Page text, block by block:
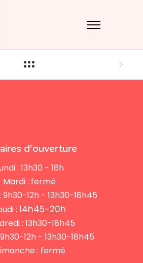
d'ouverture
: 13h30 - 16h
Mardi : fermé
12h - 13h30-18h45
: 14h45-20h
: 13h30-18h45
12h - 13h30-18h45
: fermé